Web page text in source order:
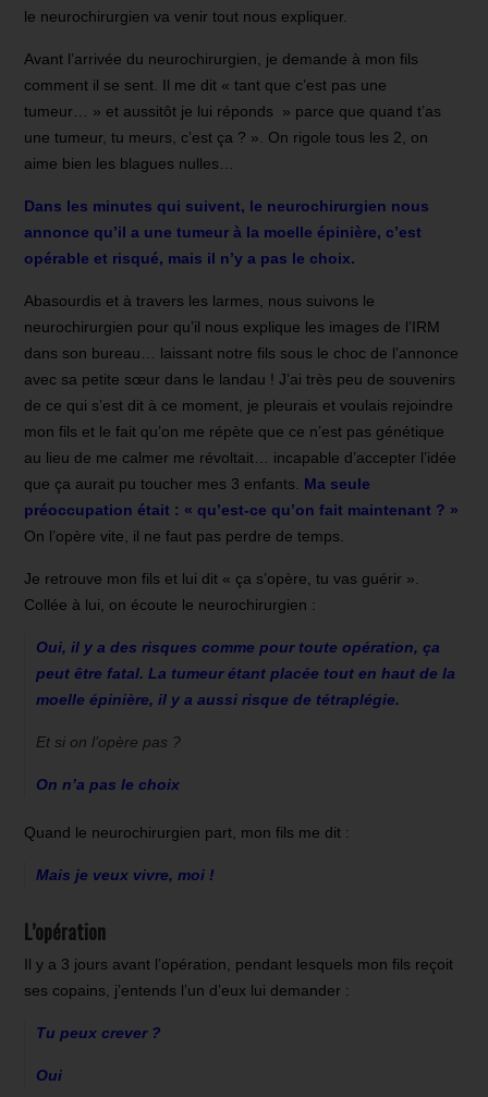
le neurochirurgien va venir tout nous expliquer.
Avant l’arrivée du neurochirurgien, je demande à mon fils
comment il se sent. Il me dit « tant que c’est pas une
tumeur… » et aussitôt je lui réponds » parce que quand t’as
une tumeur, tu meurs, c’est ça ? ». On rigole tous les 2, on
aime bien les blagues nulles…
Dans les minutes qui suivent, le neurochirurgien nous
annonce qu’il a une tumeur à la moelle épinière, c’est
opérable et risqué, mais il n’y a pas le choix.
Abasourdis et à travers les larmes, nous suivons le
neurochirurgien pour qu’il nous explique les images de l’IRM
dans son bureau… laissant notre fils sous le choc de l’annonce
avec sa petite sœur dans le landau ! J’ai très peu de souvenirs
de ce qui s’est dit à ce moment, je pleurais et voulais rejoindre
mon fils et le fait qu’on me répète que ce n’est pas génétique
au lieu de me calmer me révoltait… incapable d’accepter l’idée
que ça aurait pu toucher mes 3 enfants. Ma seule
préoccupation était : « qu’est-ce qu’on fait maintenant ? »
On l’opère vite, il ne faut pas perdre de temps.
Je retrouve mon fils et lui dit « ça s’opère, tu vas guérir ».
Collée à lui, on écoute le neurochirurgien :
Oui, il y a des risques comme pour toute opération, ça
peut être fatal. La tumeur étant placée tout en haut de la
moelle épinière, il y a aussi risque de tétraplégie.
Et si on l’opère pas ?
On n’a pas le choix
Quand le neurochirurgien part, mon fils me dit :
Mais je veux vivre, moi !
L’opération
Il y a 3 jours avant l’opération, pendant lesquels mon fils reçoit
ses copains, j’entends l’un d’eux lui demander :
Tu peux crever ?
Oui